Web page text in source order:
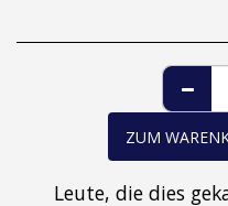
ZUM
Leute, die dies